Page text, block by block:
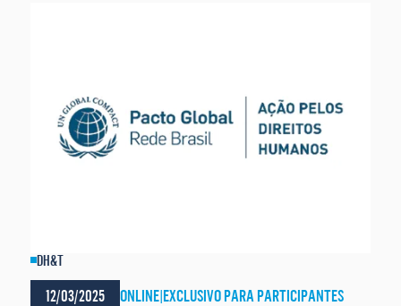
DH&T
12/03/2025 ONLINE|EXCLUSIVO PARA PARTICIPANTES